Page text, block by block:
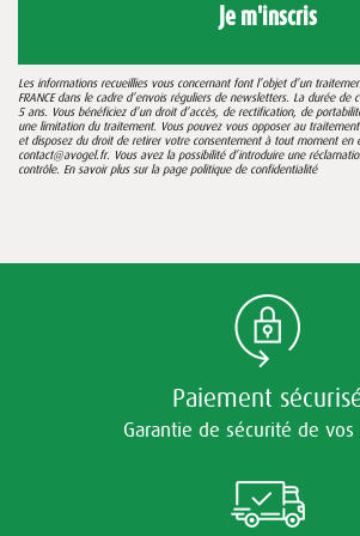
Je m'inscris
Les informations recueillies vous concernant font l’objet d’un
FRANCE dans le cadre d’envois réguliers de newsletters. La durée de
5 ans. Vous bénéficiez d’un droit d’accès, de rectification, de
une limitation du traitement. Vous pouvez vous opposer au
et disposez du droit de retirer votre consentement à tout moment en
contact@avogel.fr. Vous avez la possibilité d’introduire une
contrôle. En savoir plus sur la page politique de confidentialité
Paiement
Garantie de sécurité de vos